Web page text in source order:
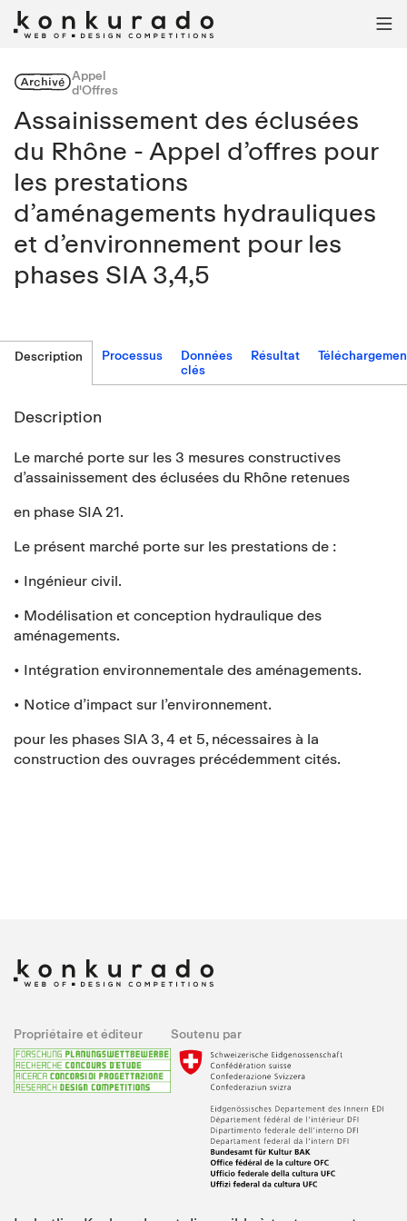

ArchivéAppel
d'Offres
Assainissement des éclusées
du Rhône - Appel d’offres pour
les prestations
d’aménagements hydrauliques
et d’environnement pour les
phases SIA 3,4,5
Description Processus
Données
clés
Résultat
Description
Le marché porte sur les 3 mesures constructives
d’assainissement des éclusées du Rhône retenues
en phase SIA 21.
Le présent marché porte sur les prestations de :
• Ingénieur civil.
• Modélisation et conception hydraulique des
aménagements.
• Intégration environnementale des aménagements.
• Notice d’impact sur l’environnement.
pour les phases SIA 3, 4 et 5, nécessaires à la
construction des ouvrages précédemment cités.
Propriétaire et éditeur Soutenu par